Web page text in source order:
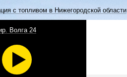
с топливом в Нижегородской области
Волга 24